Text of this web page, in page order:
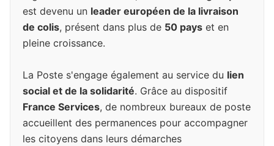
est devenu un leader européen de la livraison
de colis, présent dans plus de 50 pays et en
pleine croissance.
La Poste s'engage également au service du lien
social et de la solidarité. Grâce au dispositif
France Services, de nombreux bureaux de poste
accueillent des permanences pour accompagner
les citoyens dans leurs démarches